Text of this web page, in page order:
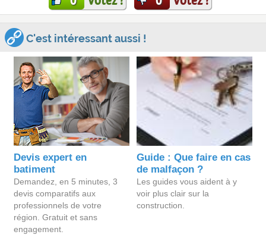
C'est intéressant aussi !
Devis expert en
batiment
Demandez, en 5 minutes, 3
devis comparatifs aux
professionnels de votre
région. Gratuit et sans
engagement.
Guide : Que faire en cas
de malfaçon ?
Les guides vous aident à y
voir plus clair sur la
construction.